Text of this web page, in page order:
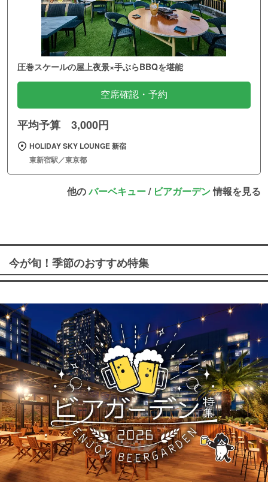
圧巻スケールの屋上夜景×手ぶらBBQを堪能
空席確認・予約
平均予算 3,000円
HOLIDAY SKY LOUNGE 新宿
東新宿駅／東京都
他のバーベキュー/ ビアガーデン情報を見る
今が旬！季節のおすすめ特集